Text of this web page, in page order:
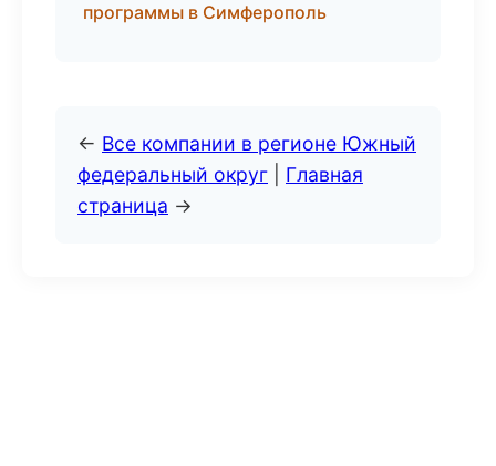
программы в Симферополь
← Все компании в регионе Южный
федеральный округ
Главная
страница →